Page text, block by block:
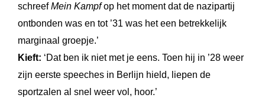
schreefMein Kampfop het moment dat de nazipartij
ontbonden was en tot ’31 was het een betrekkelijk
marginaal groepje.’
Kieft: ‘Dat ben ik niet met je eens. Toen hij in ’28 weer
zijn eerste speeches in Berlijn hield, liepen de
sportzalen al snel weer vol, hoor.’